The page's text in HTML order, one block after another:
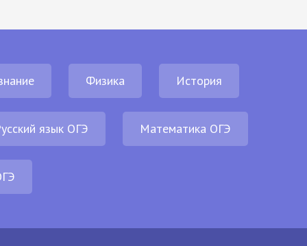
Физика История
язык ОГЭ Математика ОГЭ